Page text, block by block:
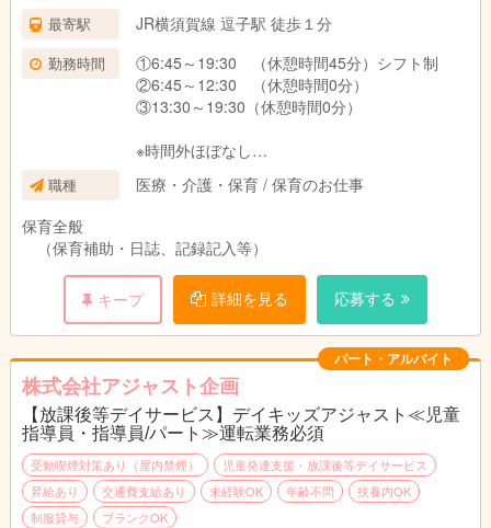
最寄駅 JR横須賀線 逗子駅 徒歩１分
勤務時間
①6:45～19:30 （休憩時間45分）シフト制
②6:45～12:30 （休憩時間0分）
③13:30～19:30（休憩時間0分）
※時間外ほぼなし
※勤務時間については前後する場合があります
※週4～5日勤務（勤務日数は応相談）
職種
医療・介護・保育 / 保育のお仕事
保育全般
（保育補助・日誌、記録記入等）
キープ 詳細を見る 応募する
パート・アルバイト
株式会社アジャスト企画
【放課後等デイサービス】デイキッズアジャスト≪児童
指導員・指導員/パート≫運転業務必須
受動喫煙対策あり（屋内禁煙）
児童発達支援・放課後等デイサービス
昇給あり
交通費支給あり 未経験OK 年齢不問
扶養内OK
制服貸与
ブランクOK